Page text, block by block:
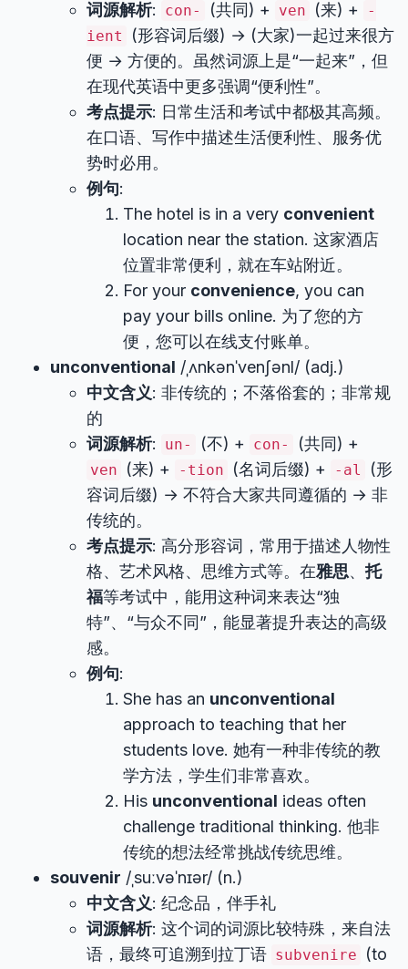
词源解析: con- (共同) + ven (来) +
-
ient
(形容词后缀) → (大家)一起过来很方
便 → 方便的。虽然词源上是“一起来”，但
在现代英语中更多强调“便利性”。
考点提示: 日常生活和考试中都极其高频。
在口语、写作中描述生活便利性、服务优
势时必用。
例句:
The hotel is in a very convenient
location near the station. 这家酒店
位置非常便利，就在车站附近。
For your convenience, you can
pay your bills online. 为了您的方
便，您可以在线支付账单。
unconventional /ˌʌnkənˈvenʃənl/ (adj.)
中文含义: 非传统的；不落俗套的；非常规
的
词源解析: un- (不) + con- (共同) +
ven (来) + -tion (名词后缀) + -al
(形
容词后缀) → 不符合大家共同遵循的 → 非
传统的。
考点提示: 高分形容词，常用于描述人物性
格、艺术风格、思维方式等。在雅思、托
福等考试中，能用这种词来表达“独
特”、“与众不同”，能显著提升表达的高级
感。
例句:
She has an unconventional
approach to teaching that her
students love. 她有一种非传统的教
学方法，学生们非常喜欢。
His unconventional ideas often
challenge traditional thinking. 他非
传统的想法经常挑战传统思维。
souvenir /ˌsuːvəˈnɪər/ (n.)
中文含义: 纪念品，伴手礼
词源解析: 这个词的词源比较特殊，来自法
语，最终可追溯到拉丁语 subvenire
(to